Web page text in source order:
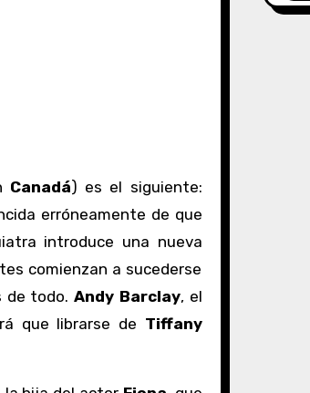
Canadá) es el siguiente:
erróneamente de que
introduce una nueva
comienzan a sucederse
de todo.Andy Barclay, el
que librarse de Tiffany